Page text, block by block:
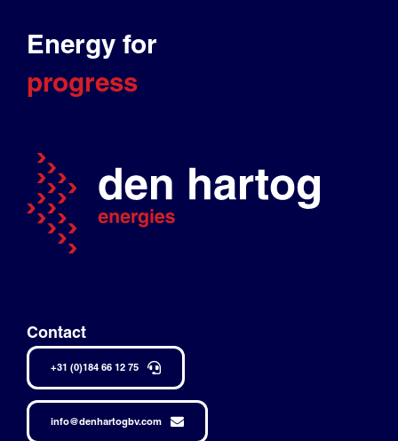
Energy for
progress
Contact
+31 (0)184 66 12 75
info@denhartogbv.com